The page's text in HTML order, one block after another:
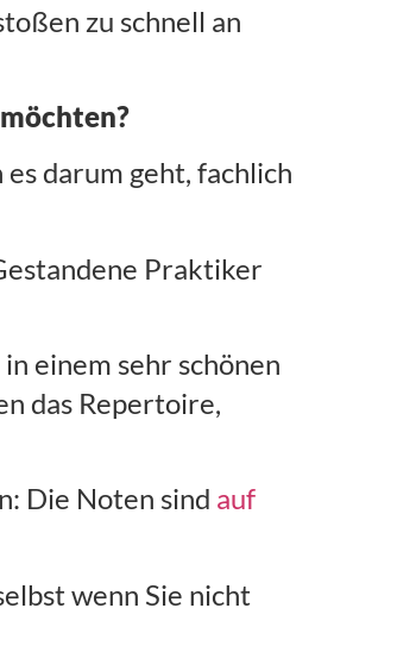
zu schnell an
darum geht, fachlich
Praktiker
einem sehr schönen
das Repertoire,
Die Noten sind auf
wenn Sie nicht